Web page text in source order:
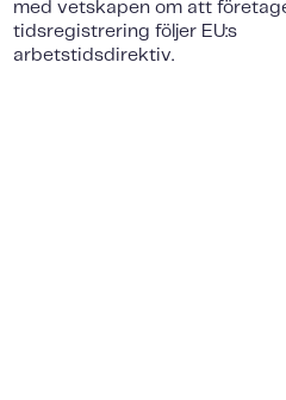
med vetskapen om att
tidsregistrering följer EU:s
arbetstidsdirektiv.